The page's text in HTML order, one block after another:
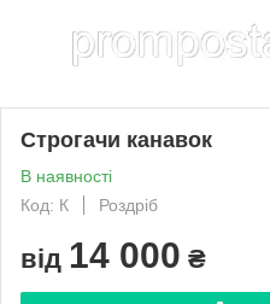
Строгачи канавок
В наявності
Код: К
Роздріб
від 14 000 ₴